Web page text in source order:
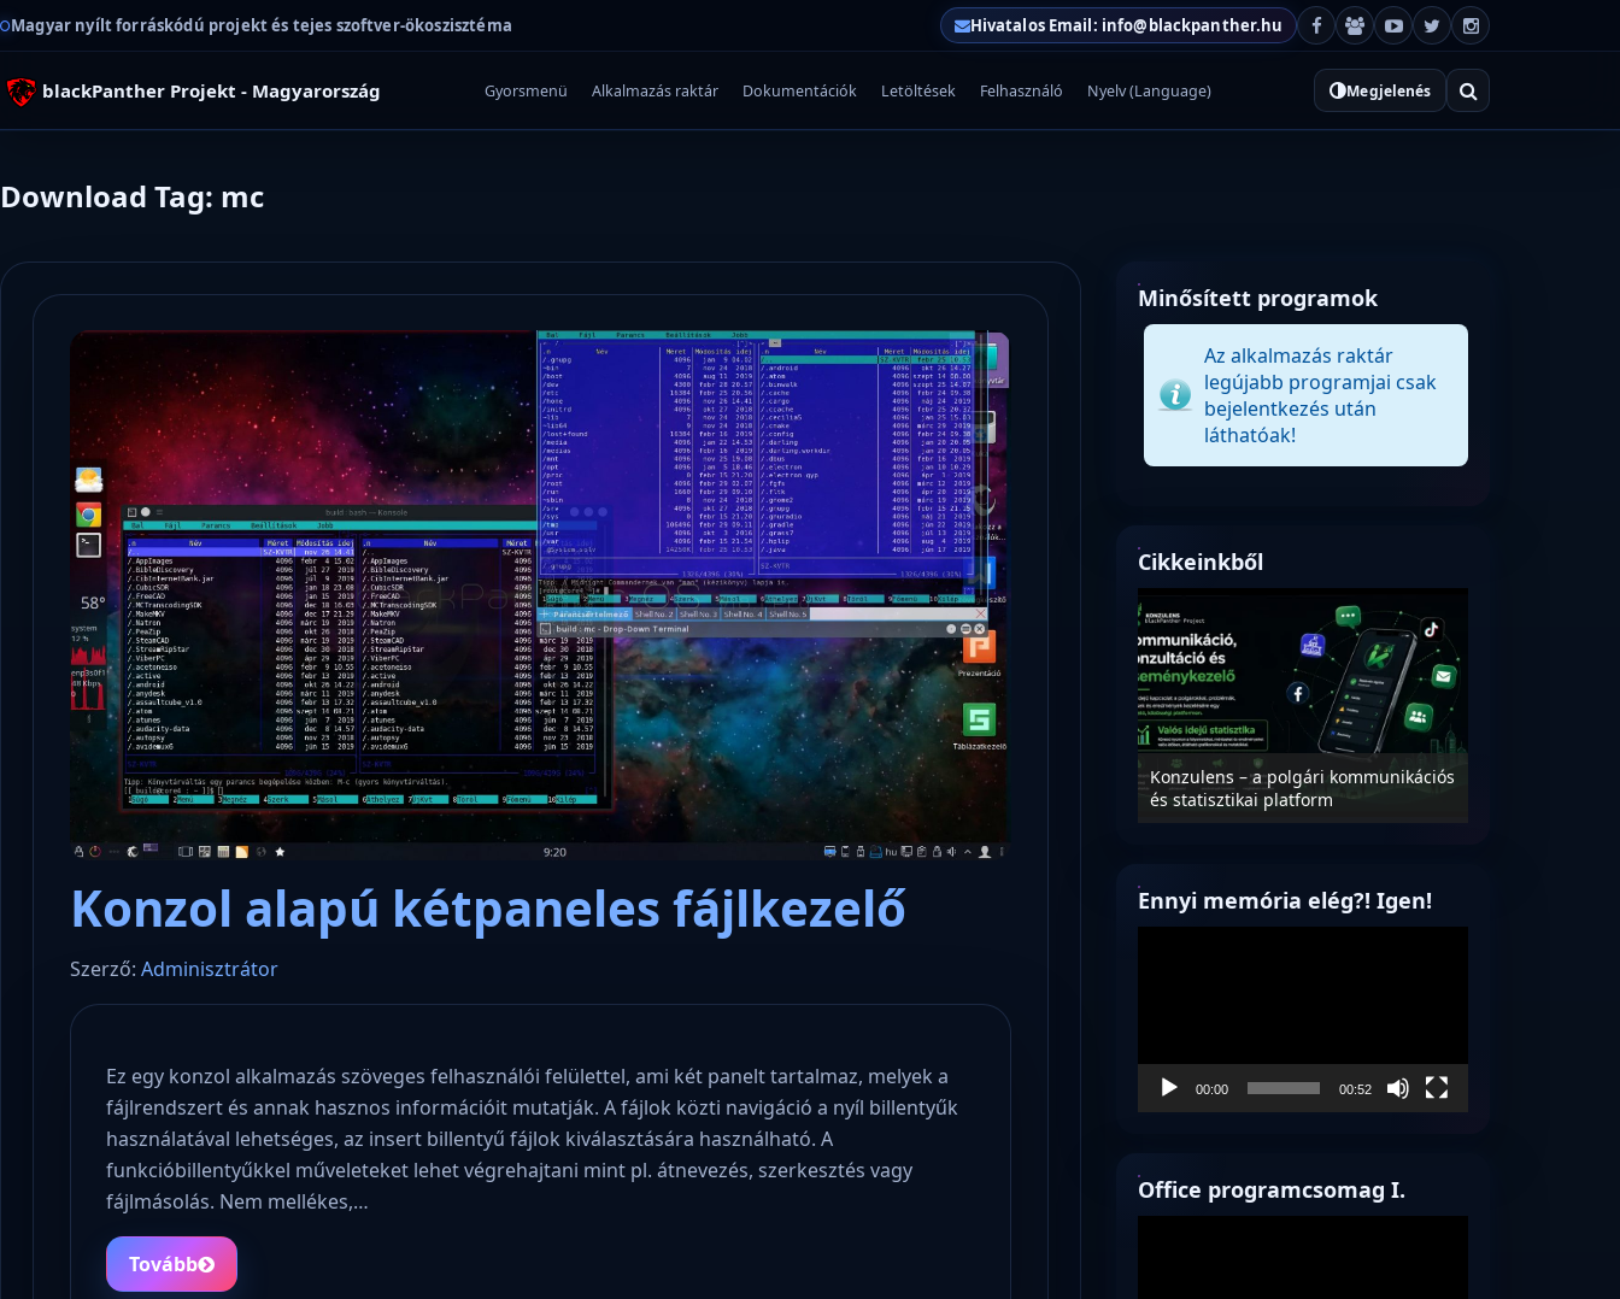
Magyar nyílt forráskódú projekt és tejes szoftver-ökoszisztéma Hivatalos Email: info@blackpanther.hu
blackPanther Projekt - Magyarország Gyorsmenü Alkalmazás raktár Dokumentációk Letöltések Felhasználó Nyelv (Language) Megjelenés
Download Tag: mc
Konzol alapú kétpaneles fájlkezelő
Szerző: Adminisztrátor
Ez egy konzol alkalmazás szöveges felhasználói felülettel, ami két panelt tartalmaz, melyek a
fájlrendszert és annak hasznos információit mutatják. A fájlok közti navigáció a nyíl billentyűk
használatával lehetséges, az insert billentyű fájlok kiválasztására használható. A
funkcióbillentyűkkel műveleteket lehet végrehajtani mint pl. átnevezés, szerkesztés vagy
fájlmásolás. Nem mellékes,…
Tovább
Minősített programok
Az alkalmazás raktár
legújabb programjai csak
bejelentkezés után
láthatóak!
Cikkeinkből
Microsoft odaadta a kulcsokat a
hatóságoknak, hogy visszafejthessék
az adatokat.
Konzulens – a polgári kommunikációs
és statisztikai platform
Ennyi memória elég?! Igen!
00:00 00:52
Office programcsomag I.